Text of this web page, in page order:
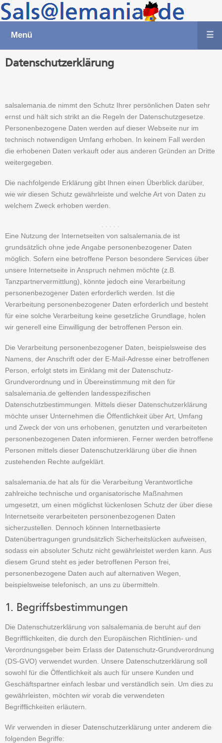
Menü ☰
Datenschutzerklärung
salsalemania.de nimmt den Schutz Ihrer persönlichen Daten sehr
ernst und hält sich strikt an die Regeln der Datenschutzgesetze.
Personenbezogene Daten werden auf dieser Webseite nur im
technisch notwendigen Umfang erhoben. In keinem Fall werden
die erhobenen Daten verkauft oder aus anderen Gründen an Dritte
weitergegeben.
Die nachfolgende Erklärung gibt Ihnen einen Überblick darüber,
wie wir diesen Schutz gewährleiste und welche Art von Daten zu
welchem Zweck erhoben werden.
Eine Nutzung der Internetseiten von salsalemania.de ist
grundsätzlich ohne jede Angabe personenbezogener Daten
möglich. Sofern eine betroffene Person besondere Services über
unsere Internetseite in Anspruch nehmen möchte (z.B.
Tanzpartnervermittlung), könnte jedoch eine Verarbeitung
personenbezogener Daten erforderlich werden. Ist die
Verarbeitung personenbezogener Daten erforderlich und besteht
für eine solche Verarbeitung keine gesetzliche Grundlage, holen
wir generell eine Einwilligung der betroffenen Person ein.
Die Verarbeitung personenbezogener Daten, beispielsweise des
Namens, der Anschrift oder der E-Mail-Adresse einer betroffenen
Person, erfolgt stets im Einklang mit der Datenschutz-
Grundverordnung und in Übereinstimmung mit den für
salsalemania.de geltenden landesspezifischen
Datenschutzbestimmungen. Mittels dieser Datenschutzerklärung
möchte unser Unternehmen die Öffentlichkeit über Art, Umfang
und Zweck der von uns erhobenen, genutzten und verarbeiteten
personenbezogenen Daten informieren. Ferner werden betroffene
Personen mittels dieser Datenschutzerklärung über die ihnen
zustehenden Rechte aufgeklärt.
salsalemania.de hat als für die Verarbeitung Verantwortliche
zahlreiche technische und organisatorische Maßnahmen
umgesetzt, um einen möglichst lückenlosen Schutz der über diese
Internetseite verarbeiteten personenbezogenen Daten
sicherzustellen. Dennoch können Internetbasierte
Datenübertragungen grundsätzlich Sicherheitslücken aufweisen,
sodass ein absoluter Schutz nicht gewährleistet werden kann. Aus
diesem Grund steht es jeder betroffenen Person frei,
personenbezogene Daten auch auf alternativen Wegen,
beispielsweise telefonisch, an uns zu übermitteln.
1. Begriffsbestimmungen
Die Datenschutzerklärung von salsalemania.de beruht auf den
Begrifflichkeiten, die durch den Europäischen Richtlinien- und
Verordnungsgeber beim Erlass der Datenschutz-Grundverordnung
(DS-GVO) verwendet wurden. Unsere Datenschutzerklärung soll
sowohl für die Öffentlichkeit als auch für unsere Kunden und
Geschäftspartner einfach lesbar und verständlich sein. Um dies zu
gewährleisten, möchten wir vorab die verwendeten
Begrifflichkeiten erläutern.
Wir verwenden in dieser Datenschutzerklärung unter anderem die
folgenden Begriffe: